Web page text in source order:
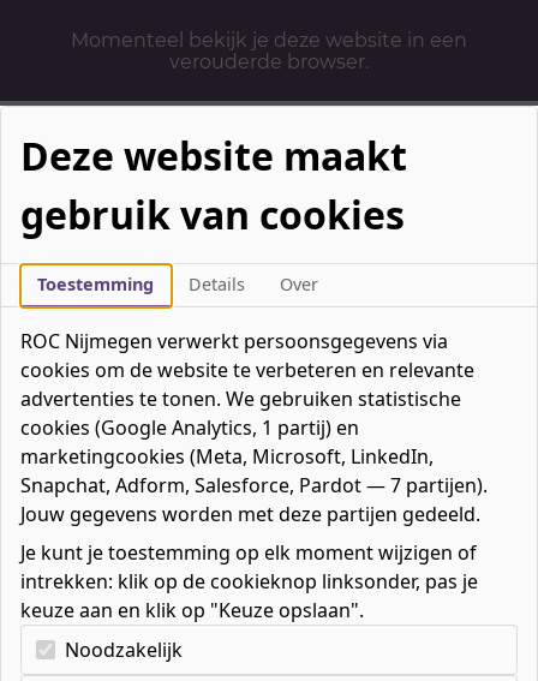
Momenteel bekijk je deze website in een
verouderde browser.
Mbo-opleidingen
Werken & Leren
Mavo / havo / vwo
Contact
Over ons
Bedrijven
Favorieten0favorieten
Mijn ROC
Zoeken
Cookie-instellingen
Deze website maakt
gebruik van cookies
Toestemming Details Over
ROC Nijmegen verwerkt persoonsgegevens via
cookies om de website te verbeteren en relevante
advertenties te tonen. We gebruiken statistische
cookies (Google Analytics, 1 partij) en
marketingcookies (Meta, Microsoft, LinkedIn,
Snapchat, Adform, Salesforce, Pardot — 7 partijen).
Jouw gegevens worden met deze partijen gedeeld.
Je kunt je toestemming op elk moment wijzigen of
intrekken: klik op de cookieknop linksonder, pas je
keuze aan en klik op "Keuze opslaan".
Kies uw cookie-voorkeuren
Noodzakelijk